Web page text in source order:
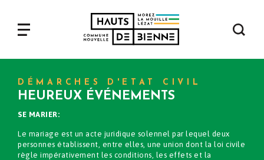
contenu
Navigation
principale
DÉMARCHES D'ETAT CIVIL
HEUREUX ÉVÉNEMENTS
SE MARIER:
Le mariage est un acte juridique solennel par lequel deux
personnes établissent, entre elles, une union dont la loi civile
règle impérativement les conditions, les effets et la